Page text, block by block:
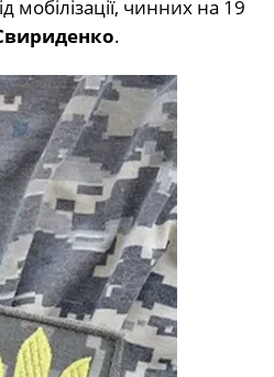
чинних на 19
.